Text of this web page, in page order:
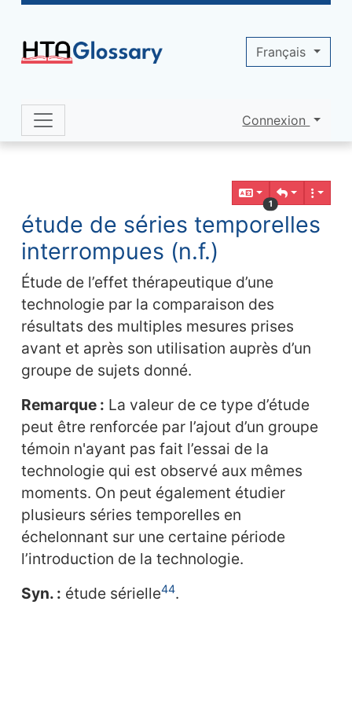
Navigation and related functionality
1
étude de séries temporelles
interrompues (n.f.)
Étude de l’effet thérapeutique d’une
technologie par la comparaison des
résultats des multiples mesures prises
avant et après son utilisation auprès d’un
groupe de sujets donné.
Remarque : La valeur de ce type d’étude
peut être renforcée par l’ajout d’un groupe
témoin n'ayant pas fait l’essai de la
technologie qui est observé aux mêmes
moments. On peut également étudier
plusieurs séries temporelles en
échelonnant sur une certaine période
l’introduction de la technologie.
Syn. : étude sérielle44.
Site identity, navigation, etc.
Connexion
Français